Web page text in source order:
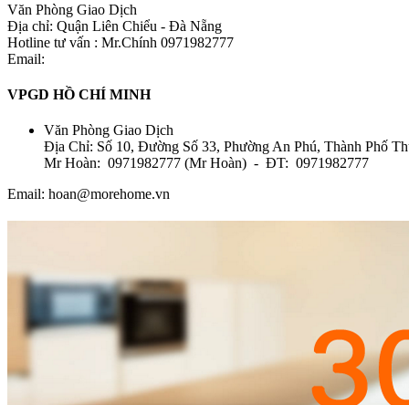
Văn Phòng Giao Dịch
Địa chỉ: Quận Liên Chiểu - Đà Nẵng
Hotline tư vấn : Mr.Chính 0971982777
Email:
VPGD HỒ CHÍ MINH
Văn Phòng Giao Dịch
Địa Chỉ: Số 10, Đường Số 33, Phường An Phú, Thành Phố
Mr Hoàn: 0971982777 (Mr Hoàn) - ĐT: 0971982777
Email: hoan@morehome.vn